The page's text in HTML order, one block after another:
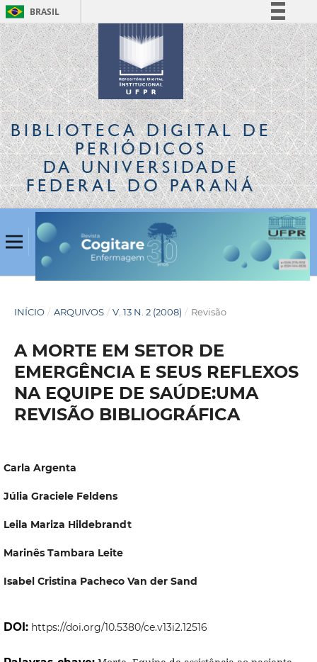
BRASIL
Simplifique!
Comunica BR
Participe
Acesso à informação
Legislação
Canais
BIBLIOTECA DIGITALDE
PERIÓDICOS
DA UNIVERSIDADE
FEDERAL DO PARANÁ
INÍCIO / ARQUIVOS / V. 13 N. 2 (2008) / Revisão
A MORTE EM SETOR DE
EMERGÊNCIA E SEUS REFLEXOS
NA EQUIPE DE SAÚDE:UMA
REVISÃO BIBLIOGRÁFICA
Carla Argenta
Júlia Graciele Feldens
Leila Mariza Hildebrandt
Marinês Tambara Leite
Isabel Cristina Pacheco Van der Sand
DOI: https://doi.org/10.5380/ce.v13i2.12516